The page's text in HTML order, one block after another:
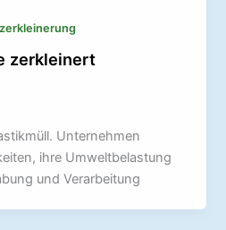
zerkleinert
Unternehmen
ihre Umweltbelastung
und Verarbeitung